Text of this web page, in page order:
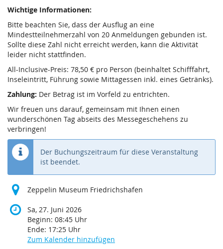
Wichtige Informationen:
Bitte beachten Sie, dass der Ausflug an eine
Mindestteilnehmerzahl von 20 Anmeldungen gebunden ist.
Sollte diese Zahl nicht erreicht werden, kann die Aktivität
leider nicht stattfinden.
All-Inclusive-Preis: 78,50 € pro Person (beinhaltet Schifffahrt,
Inseleintritt, Führung sowie Mittagessen inkl. eines Getränks).
Zahlung: Der Betrag ist im Vorfeld zu entrichten.
Wir freuen uns darauf, gemeinsam mit Ihnen einen
wunderschönen Tag abseits des Messegeschehens zu
verbringen!
Der Buchungszeitraum für diese Veranstaltung
ist beendet.
Zeppelin Museum Friedrichshafen
Sa, 27. Juni 2026
Beginn: 08:45 Uhr
Ende: 17:25 Uhr
Zum Kalender hinzufügen